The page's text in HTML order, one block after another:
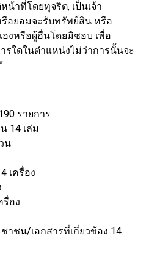
าที่โดยทุจริต, เป็นเจ้า
อยอมจะรับทรัพย์สิน หรือ
งหรือผู้อื่นโดยมิชอบ เพื่อ
รใดในตำแหน่งไม่ว่าการนั้นจะ
รายการ
14 เล่ม
น
เครื่อง
รื่อง
าชน/เอกสารที่เกี่ยวข้อง 14